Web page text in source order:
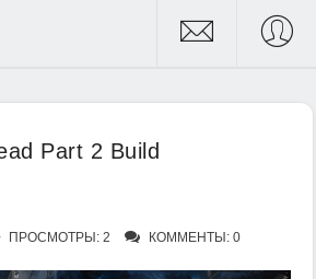
Part 2 Build
ПРОСМОТРЫ: 2 КОММЕНТЫ: 0